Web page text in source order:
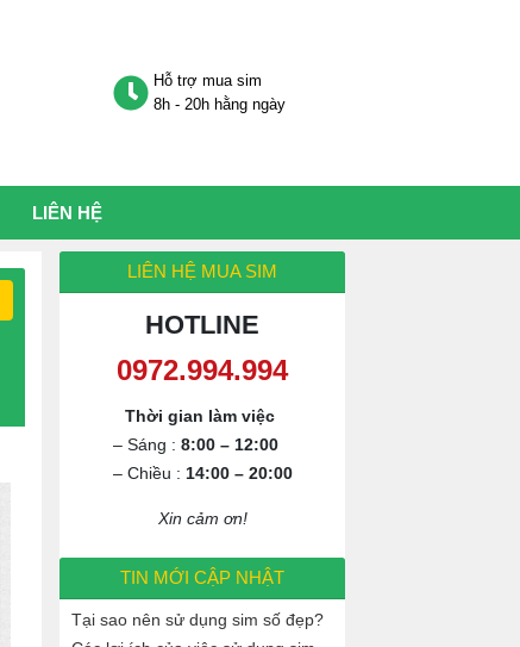
Hỗ trợ mua sim
8h - 20h hằng ngày
LIÊN HỆ
LIÊN HỆ MUA SIM
HOTLINE
0972.994.994
Thời gian làm việc
– Sáng : 8:00 – 12:00
– Chiều : 14:00 – 20:00
Xin cảm ơn!
TIN MỚI CẬP NHẬT
Tại sao nên sử dụng sim số đẹp?